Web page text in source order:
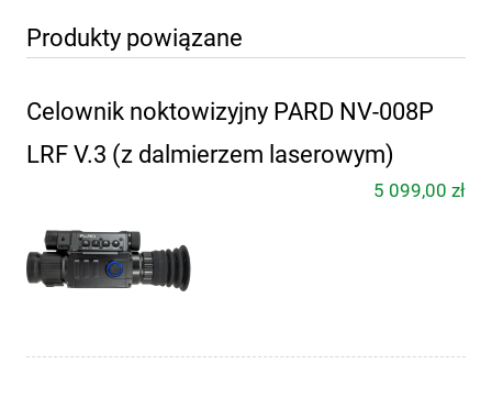
Produkty powiązane
Celownik noktowizyjny PARD NV-008P
LRF V.3 (z dalmierzem laserowym)
5 099,00 zł